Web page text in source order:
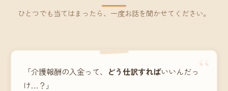
ひとつでも当てはまったら、一度お話を聞かせてください。
“
「介護報酬の入金って、 どう仕訳すればいいんだっ
け…？」